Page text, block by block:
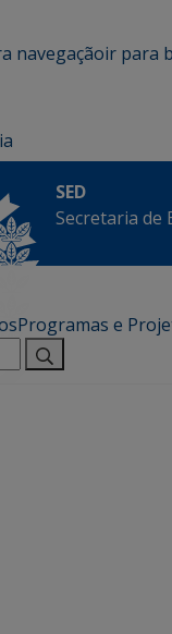
navegaçãoir para
SED
Secretaria de
Programas e